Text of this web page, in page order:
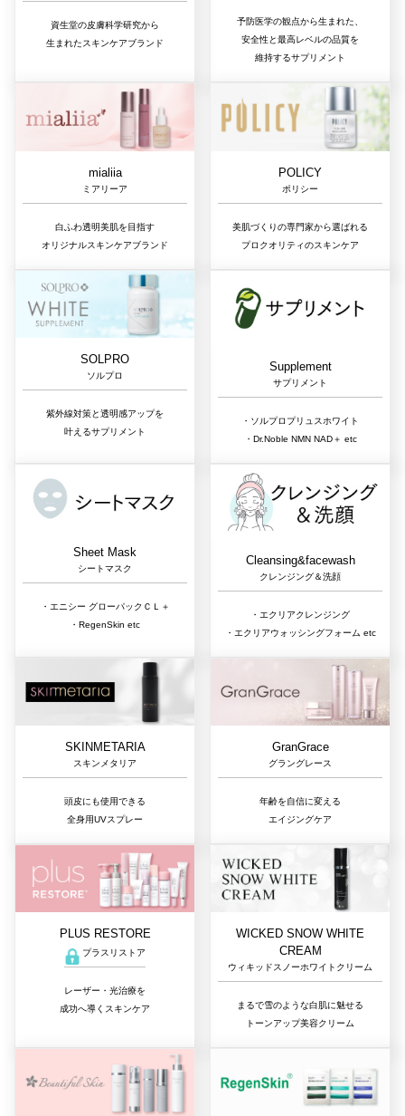
資生堂の皮膚科学研究から
生まれたスキンケアブランド
予防医学の観点から生まれた、
安全性と最高レベルの品質を
維持するサプリメント
mialiia
ミアリーア
白ふわ透明美肌を目指す
オリジナルスキンケアブランド
POLICY
ポリシー
美肌づくりの専門家から選ばれる
プロクオリティのスキンケア
SOLPRO
ソルプロ
紫外線対策と透明感アップを
叶えるサプリメント
Supplement
サプリメント
・ソルプロプリュスホワイト
・Dr.Noble NMN NAD＋ etc
Sheet Mask
シートマスク
・エニシー グローパックＣＬ＋
・RegenSkin etc
Cleansing&facewash
クレンジング＆洗顔
・エクリアクレンジング
・エクリアウォッシングフォーム etc
SKINMETARIA
スキンメタリア
頭皮にも使用できる
全身用UVスプレー
GranGrace
グラングレース
年齢を自信に変える
エイジングケア
PLUS RESTORE
プラスリストア
レーザー・光治療を
成功へ導くスキンケア
WICKED SNOW WHITE
CREAM
ウィキッドスノーホワイトクリーム
まるで雪のような白肌に魅せる
トーンアップ美容クリーム